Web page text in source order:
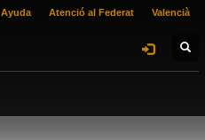
Ayuda Atenció al Federat Valencià